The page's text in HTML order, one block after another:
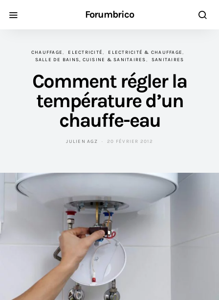
Forumbrico
CHAUFFAGE ELECTRICITÉ
ELECTRICITÉ & CHAUFFAGE
SALLE DE BAINS, CUISINE & SANITAIRES
SANITAIRES
Comment régler la
température d’un
chauffe-eau
JULIEN AGZ 20 FÉVRIER 2012